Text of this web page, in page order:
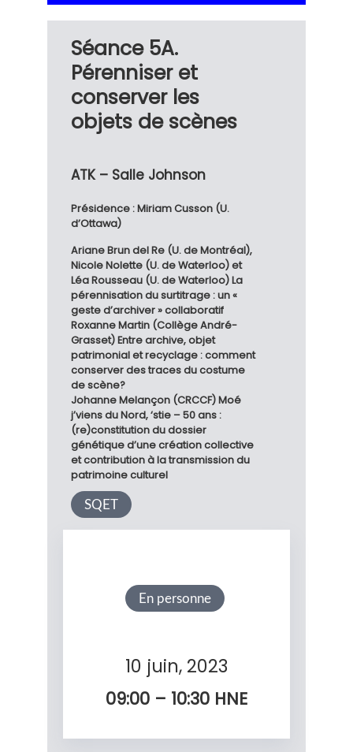
En personne
10 juin, 2023
09:00 – 10:30 HNE
Séance 5A.
Pérenniser et
conserver les
objets de scènes
ATK – Salle Johnson
Présidence : Miriam Cusson (U.
d’Ottawa)
Ariane Brun del Re (U. de Montréal),
Nicole Nolette (U. de Waterloo) et
Léa Rousseau (U. de Waterloo) La
pérennisation du surtitrage : un «
geste d’archiver » collaboratif
Roxanne Martin (Collège André-
Grasset) Entre archive, objet
patrimonial et recyclage : comment
conserver des traces du costume
de scène?
Johanne Melançon (CRCCF) Moé
j’viens du Nord, ‘stie – 50 ans :
(re)constitution du dossier
génétique d’une création collective
et contribution à la transmission du
patrimoine culturel
SQET